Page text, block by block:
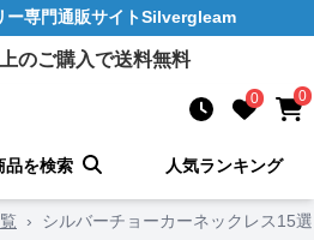
ー専門通販サイトSilvergleam
のご購入で送料無料
0 0
品を検索 人気ランキング
› シルバーチョーカーネックレス15